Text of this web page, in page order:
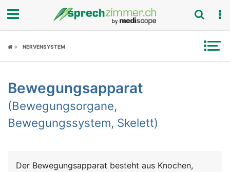
Fokus
Symptome
Untersuchungen
Ratgeber
NERVENSYSTEM
Bewegungsapparat
(Bewegungsorgane,
Bewegungssystem, Skelett)
Der Bewegungsapparat besteht aus Knochen,